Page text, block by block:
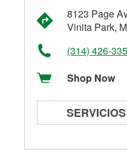
8123 Page
Vinita Park,
(314) 426-
Shop Now